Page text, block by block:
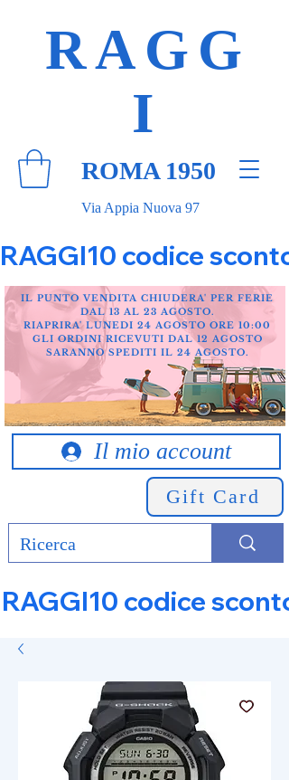
Via Appia Nuova 97
RAGG
I
ROMA 1950
RAGGI10 codice
Il mio account
Gift Card
IL PUNTO VENDITA CHIUDERA' PER FERIE
DAL 13 AL 23 AGOSTO.
RIAPRIRA' LUNEDI 24 AGOSTO ORE 10:00
GLI ORDINI RICEVUTI DAL 12 AGOSTO
SARANNO SPEDITI IL 24 AGOSTO.
RAGGI10 codice